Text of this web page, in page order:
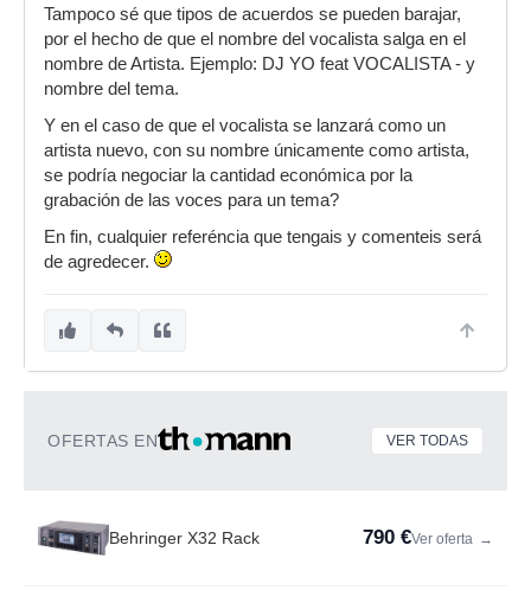
Tampoco sé que tipos de acuerdos se pueden barajar,
por el hecho de que el nombre del vocalista salga en el
nombre de Artista. Ejemplo: DJ YO feat VOCALISTA - y
nombre del tema.
Y en el caso de que el vocalista se lanzará como un
artista nuevo, con su nombre únicamente como artista,
se podría negociar la cantidad económica por la
grabación de las voces para un tema?
En fin, cualquier referéncia que tengais y comenteis será
de agredecer.
OFERTAS EN VER TODAS
Behringer X32 Rack 790 €Ver oferta →